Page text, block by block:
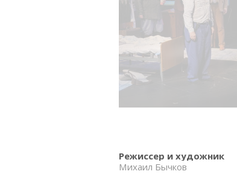
Режиссер и художник
Михаил Бычков